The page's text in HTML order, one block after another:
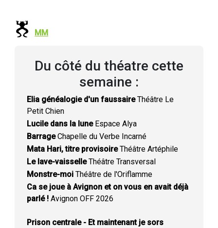
MM
Du côté du théatre cette
semaine :
Elia généalogie d'un faussaireThéâtre Le
Petit Chien
Lucile dans la luneEspace Alya
BarrageChapelle du Verbe Incarné
Mata Hari, titre provisoireThéâtre Artéphile
Le lave-vaisselleThéâtre Transversal
Monstre-moi Théâtre de l'Oriflamme
Ca se joue à Avignon et on vous en avait déjà
parlé ! Avignon OFF 2026
Prison centrale - Et maintenant je sors